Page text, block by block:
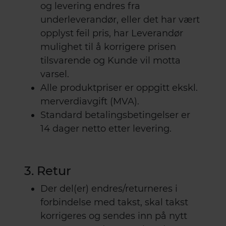
og levering endres fra
underleverandør, eller det har vært
opplyst feil pris, har Leverandør
mulighet til å korrigere prisen
tilsvarende og Kunde vil motta
varsel.
Alle produktpriser er oppgitt ekskl.
merverdiavgift (MVA).
Standard betalingsbetingelser er
14 dager netto etter levering.
3. Retur
Der del(er) endres/returneres i
forbindelse med takst, skal takst
korrigeres og sendes inn på nytt